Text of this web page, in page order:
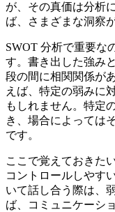
が、その真価は分析
ば、さまざまな洞察
SWOT 分析で重要な
す。書き出した強み
段の間に相関関係が
えば、特定の弱みに
もしれません。特定
き、場合によっては
です。
ここで覚えておきた
コントロールしやす
いて話し合う際は、
ば、コミュニケーシ